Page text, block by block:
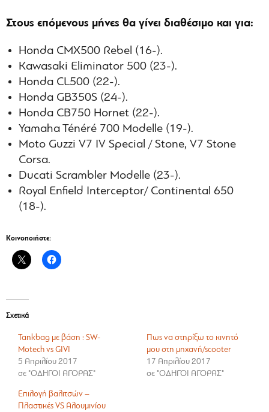
Στους επόμενους μήνες θα γίνει διαθέσιμο και για:
Honda CMX500 Rebel (16-).
Kawasaki Eliminator 500 (23-).
Honda CL500 (22-).
Honda GB350S (24-).
Honda CB750 Hornet (22-).
Yamaha Ténéré 700 Modelle (19-).
Moto Guzzi V7 IV Special / Stone, V7 Stone
Corsa.
Ducati Scrambler Modelle (23-).
Royal Enfield Interceptor/ Continental 650
(18-).
Κοινοποιήστε:
Σχετικά
Tankbag με βάση : SW-
Motech vs GIVI
5 Απριλίου 2017
σε "ΟΔΗΓΟΙ ΑΓΟΡΑΣ"
Πως να στηρίξω το κινητό
μου στη μηχανή/scooter
17 Απριλίου 2017
σε "ΟΔΗΓΟΙ ΑΓΟΡΑΣ"
Επιλογή βαλιτσών –
Πλαστικές VS Αλουμινίου